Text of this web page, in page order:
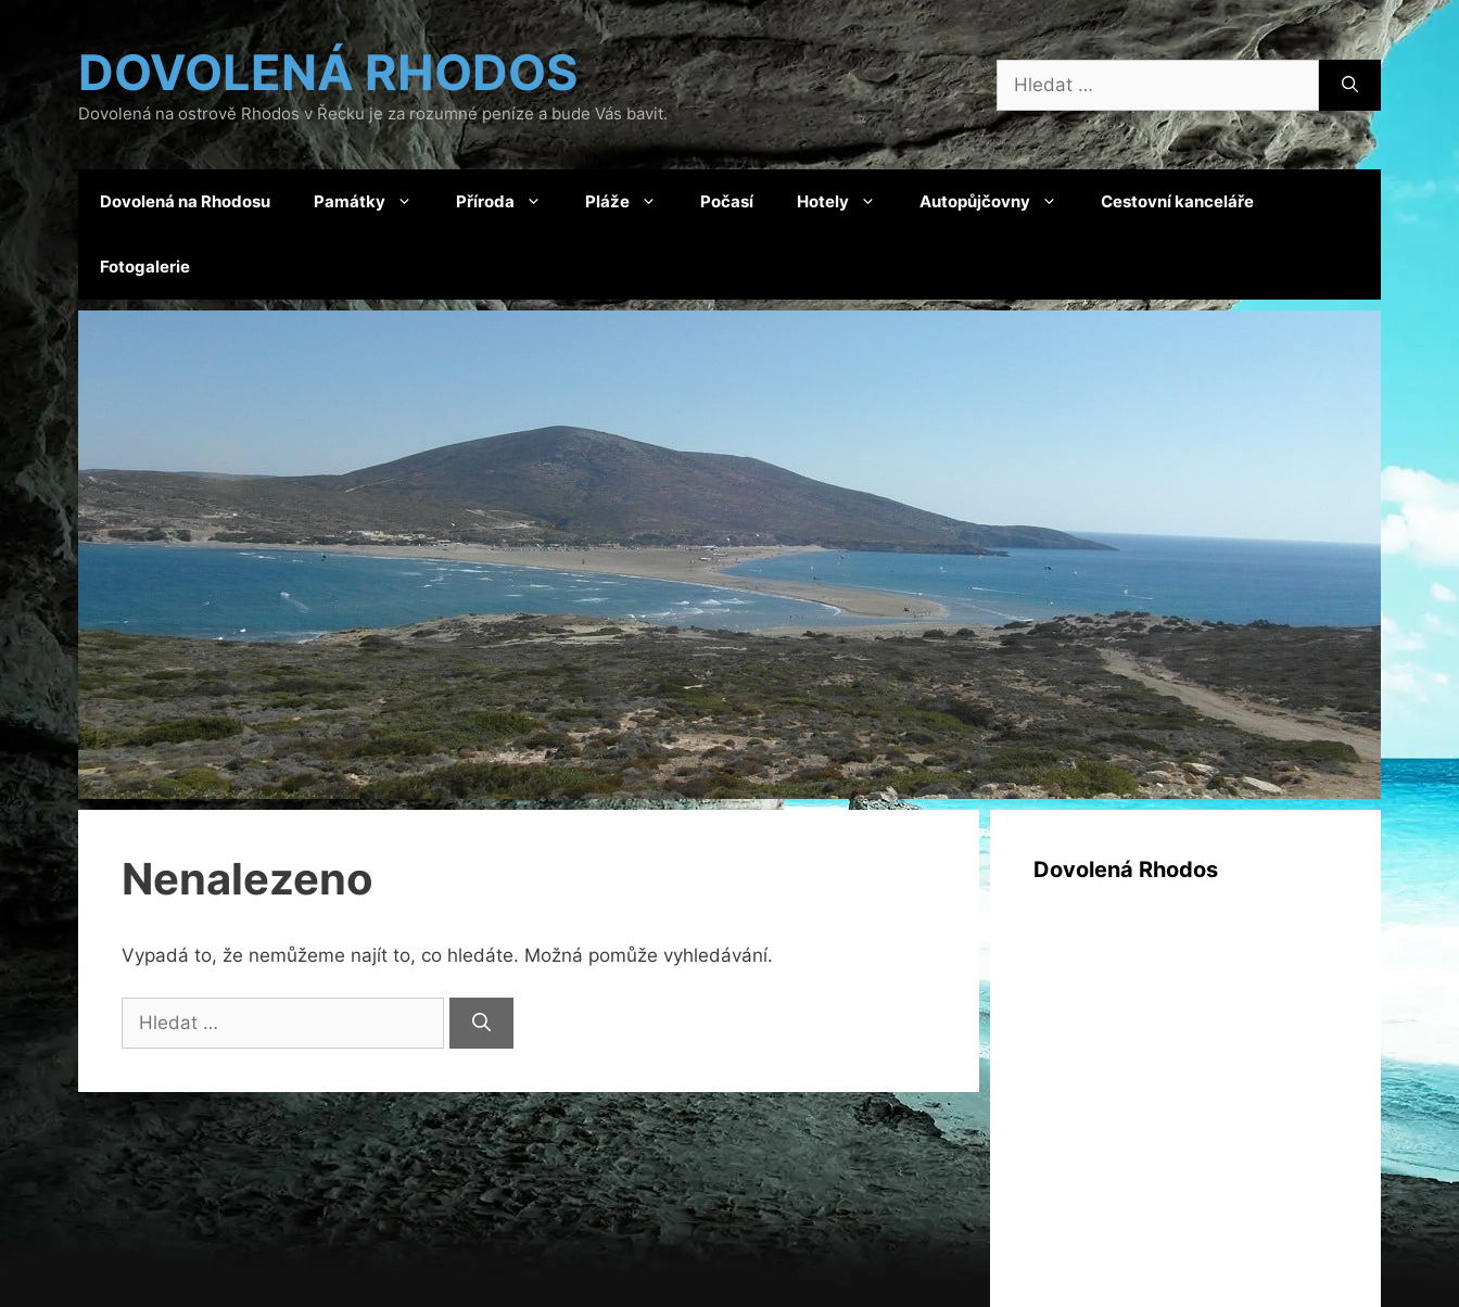
DOVOLENÁ RHODOS
Dovolená na ostrově Rhodos v Řecku je za rozumné peníze a bude Vás bavit.
Hledat:
Dovolená na Rhodosu Památky Příroda Pláže Počasí Hotely Autopůjčovny Cestovní kanceláře
Fotogalerie
Nenalezeno
Vypadá to, že nemůžeme najít to, co hledáte. Možná pomůže vyhledávání.
Dovolená Rhodos